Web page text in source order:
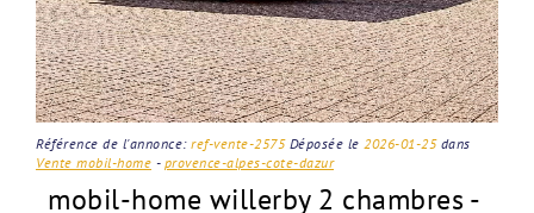
Référence de l'annonce: ref-vente-2575Déposée le 2026-01-25dans
Vente mobil-home - provence-alpes-cote-dazur
mobil-home willerby 2 chambres -